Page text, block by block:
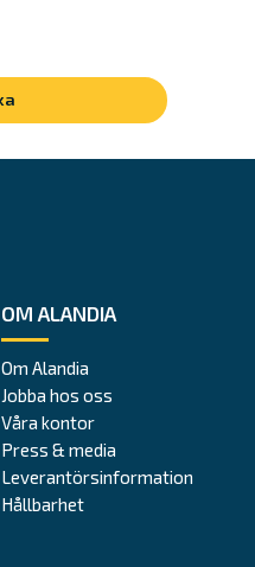
OM ALANDIA
Om Alandia
Jobba hos oss
Våra kontor
Press & media
Leverantörsinformation
Hållbarhet